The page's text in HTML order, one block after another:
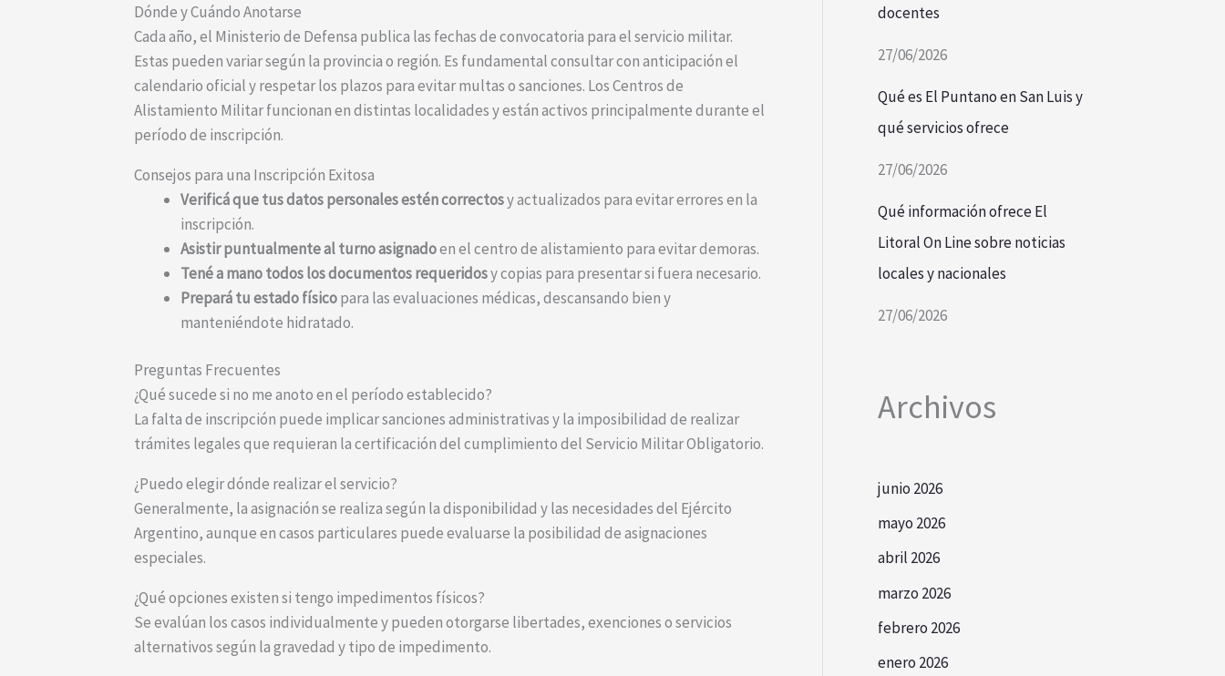
Dónde y Cuándo Anotarse
Cada año, el Ministerio de Defensa publica las fechas de convocatoria para el servicio militar.
Estas pueden variar según la provincia o región. Es fundamental consultar con anticipación el
calendario oficial y respetar los plazos para evitar multas o sanciones. Los Centros de
Alistamiento Militar funcionan en distintas localidades y están activos principalmente durante el
período de inscripción.
Consejos para una Inscripción Exitosa
Verificá que tus datos personales estén correctosy actualizados para evitar errores en la
inscripción.
Asistir puntualmente al turno asignadoen el centro de alistamiento para evitar demoras.
Tené a mano todos los documentos requeridosy copias para presentar si fuera necesario.
Prepará tu estado físicopara las evaluaciones médicas, descansando bien y
manteniéndote hidratado.
Preguntas Frecuentes
¿Qué sucede si no me anoto en el período establecido?
La falta de inscripción puede implicar sanciones administrativas y la imposibilidad de realizar
trámites legales que requieran la certificación del cumplimiento del Servicio Militar Obligatorio.
¿Puedo elegir dónde realizar el servicio?
Generalmente, la asignación se realiza según la disponibilidad y las necesidades del Ejército
Argentino, aunque en casos particulares puede evaluarse la posibilidad de asignaciones
especiales.
¿Qué opciones existen si tengo impedimentos físicos?
Se evalúan los casos individualmente y pueden otorgarse libertades, exenciones o servicios
alternativos según la gravedad y tipo de impedimento.
docentes
27/06/2026
Qué es El Puntano en San Luis y
qué servicios ofrece
27/06/2026
Qué información ofrece El
Litoral On Line sobre noticias
locales y nacionales
27/06/2026
Archivos
junio 2026
mayo 2026
abril 2026
marzo 2026
febrero 2026
enero 2026